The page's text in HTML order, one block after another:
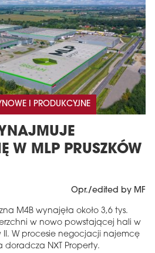
I PRODUKCYJNE
W MLP PRUSZKÓW
Opr./edited by MF
M4B wynajęła około 3,6 tys.
w nowo powstającej hali w
II. W procesie negocjacji najemcę
NXT Property.
tym wydaniu
arrow_forward
teraz!